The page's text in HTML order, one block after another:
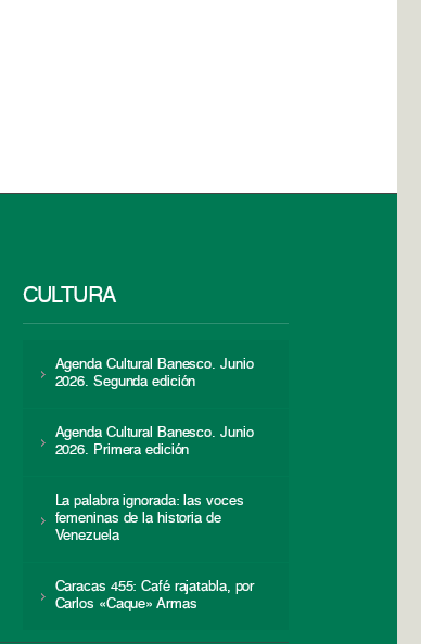
CULTURA
Agenda Cultural Banesco. Junio
2026. Segunda edición
Agenda Cultural Banesco. Junio
2026. Primera edición
La palabra ignorada: las voces
femeninas de la historia de
Venezuela
Caracas 455: Café rajatabla, por
Carlos «Caque» Armas